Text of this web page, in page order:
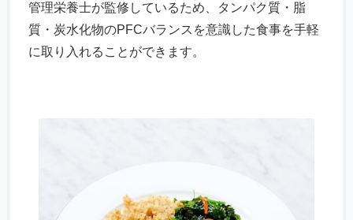
管理栄養士が監修しているため、タンパク質・脂
質・炭水化物のPFCバランスを意識した食事を手軽
に取り入れることができます。